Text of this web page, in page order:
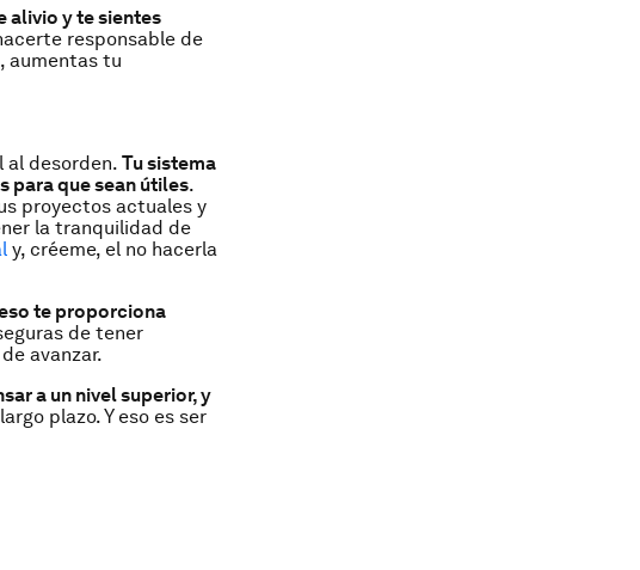
alivio y te sientes
responsable de
aumentas tu
al desorden. Tu sistema
para que sean útiles.
proyectos actuales y
la tranquilidad de
y, créeme, el no hacerla
te proporciona
de tener
avanzar.
a un nivel superior, y
plazo. Y eso es ser